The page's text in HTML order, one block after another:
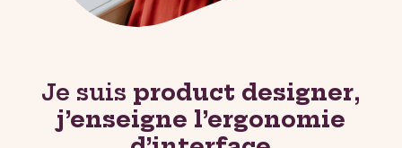
Je suis product designer,
j’enseigne l’ergonomie